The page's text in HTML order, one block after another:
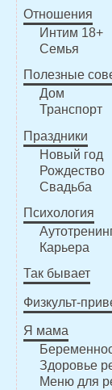
Отношения
Интим 18+
Семья
Полезные
Дом
Транспорт
Праздники
Новый год
Рождество
Свадьба
Психология
Карьера
Так бывает
Физкульт-
Я мама
Здоровье
Меню для